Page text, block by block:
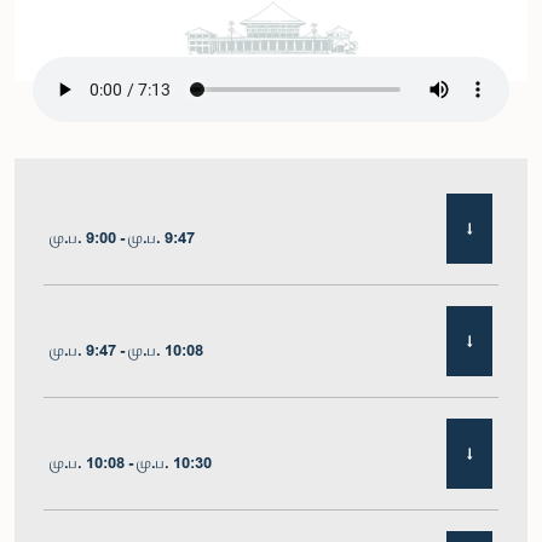
மு.ப. 9:00 - மு.ப. 9:47
மு.ப. 9:47 - மு.ப. 10:08
மு.ப. 10:08 - மு.ப. 10:30